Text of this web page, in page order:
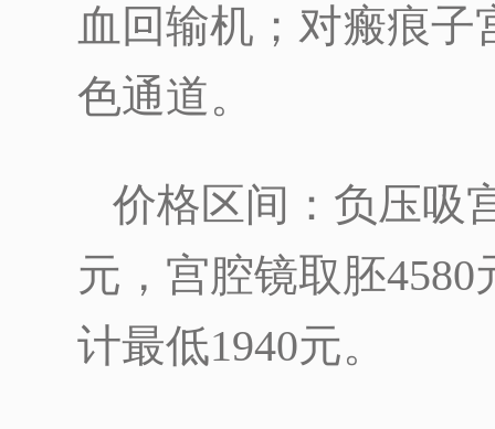
血回输机；对瘢痕
色通道。
价格区间：负压吸
元，宫腔镜取胚
计最低1940元。